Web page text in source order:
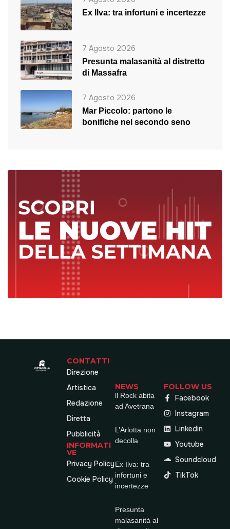
Ex Ilva: tra infortuni e incertezze
7 Agosto 2026
Presunta malasanità al distretto
di Massafra
7 Agosto 2026
Mar Piccolo: partono le
bonifiche nel secondo seno
CONTATTI
Direzione
Artistica
Redazione
Diretta
Pubblicità
INFORMATI
VE
Privacy Policy
Cookie Policy
NEWS
ll Rock abita
ad Avetrana
L’Arlotta non
decolla
Ex Ilva: tra
infortuni e
incertezze
Presunta
malasanità al
FOLLOW US
Facebook
Instagram
Linkedin
Youtube
Soundcloud
TikTok